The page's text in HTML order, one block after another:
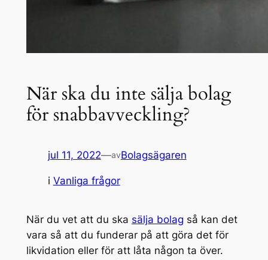
När ska du inte sälja bolag
för snabbavveckling?
jul 11, 2022—avBolagsägaren
i Vanliga frågor
När du vet att du ska sälja bolag så kan det
vara så att du funderar på att göra det för
likvidation eller för att låta någon ta över.